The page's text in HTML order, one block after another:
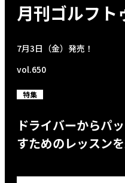
月刊ゴルフト
7月3日（金）発売！
vol.650
特集
ドライバーからパ
すためのレッスン